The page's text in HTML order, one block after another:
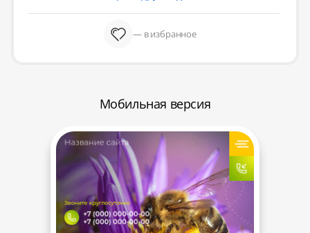
— в избранное
Мобильная версия